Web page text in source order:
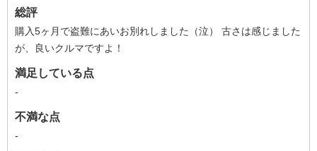
総評
購入5ヶ月で盗難にあいお別れしました（泣） 古さは感じました
が、良いクルマですよ！
満足している点
-
不満な点
-